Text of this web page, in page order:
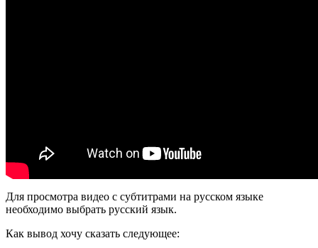
Для просмотра видео с субтитрами на русском языке
необходимо выбрать русский язык.
Как вывод хочу сказать следующее: